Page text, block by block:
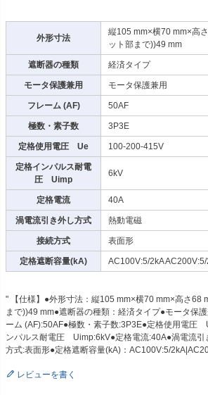
外形寸法
縦105 mm×横70 mm×高
ット部まで))49 mm
遮断器の種類 経済タイプ
モータ保護兼用 モータ保護兼用
フレーム (AF) 50AF
極数・素子数 3P3E
定格使用電圧 Ue 100-200-415V
定格インパルス耐電
圧 Uimp
6kV
定格電流 40A
渦電流引き外し方式 熱動電磁
接続方式 表面形
定格遮断容量(kA) AC100V:5/2kA
" 【仕様】●外形寸法：縦105 mm×横70 mm×高さ
まで))49 mm●遮断器の種類：経済タイプ●モータ保
ーム (AF):50AF●極数・素子数:3P3E●定格使用電圧
ンパルス耐電圧 Uimp:6kV●定格電流:40A●渦電流引
方式:表面形●定格遮断容量(kA)：AC100V:5/
レビューを書く